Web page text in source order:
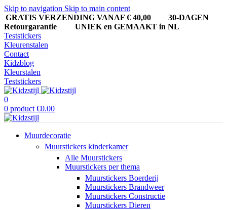
Skip to navigation Skip to main content
GRATIS VERZENDING VANAF € 40,00
30-DAGEN
Retourgarantie UNIEK en GEMAAKT in NL
Teststickers
Kleurenstalen
Contact
Kidzblog
Kleurstalen
Teststickers
0
0 product €0.00
Muurdecoratie
Muurstickers kinderkamer
Alle Muurstickers
Muurstickers per thema
Muurstickers Boerderij
Muurstickers Brandweer
Muurstickers Constructie
Muurstickers Dieren